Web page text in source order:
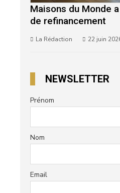
Maisons du Monde
de refinancement
La Rédaction 22 juin
NEWSLETTER
Prénom
Nom
Email